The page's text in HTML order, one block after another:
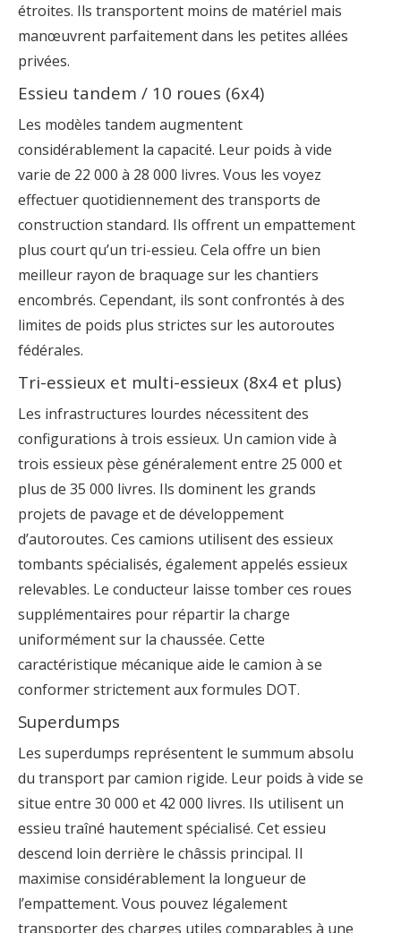
étroites. Ils transportent moins de matériel mais
manœuvrent parfaitement dans les petites allées
privées.
Essieu tandem / 10 roues (6x4)
Les modèles tandem augmentent
considérablement la capacité. Leur poids à vide
varie de 22 000 à 28 000 livres. Vous les voyez
effectuer quotidiennement des transports de
construction standard. Ils offrent un empattement
plus court qu’un tri-essieu. Cela offre un bien
meilleur rayon de braquage sur les chantiers
encombrés. Cependant, ils sont confrontés à des
limites de poids plus strictes sur les autoroutes
fédérales.
Tri-essieux et multi-essieux (8x4 et plus)
Les infrastructures lourdes nécessitent des
configurations à trois essieux. Un camion vide à
trois essieux pèse généralement entre 25 000 et
plus de 35 000 livres. Ils dominent les grands
projets de pavage et de développement
d’autoroutes. Ces camions utilisent des essieux
tombants spécialisés, également appelés essieux
relevables. Le conducteur laisse tomber ces roues
supplémentaires pour répartir la charge
uniformément sur la chaussée. Cette
caractéristique mécanique aide le camion à se
conformer strictement aux formules DOT.
Superdumps
Les superdumps représentent le summum absolu
du transport par camion rigide. Leur poids à vide se
situe entre 30 000 et 42 000 livres. Ils utilisent un
essieu traîné hautement spécialisé. Cet essieu
descend loin derrière le châssis principal. Il
maximise considérablement la longueur de
l’empattement. Vous pouvez légalement
transporter des charges utiles comparables à une